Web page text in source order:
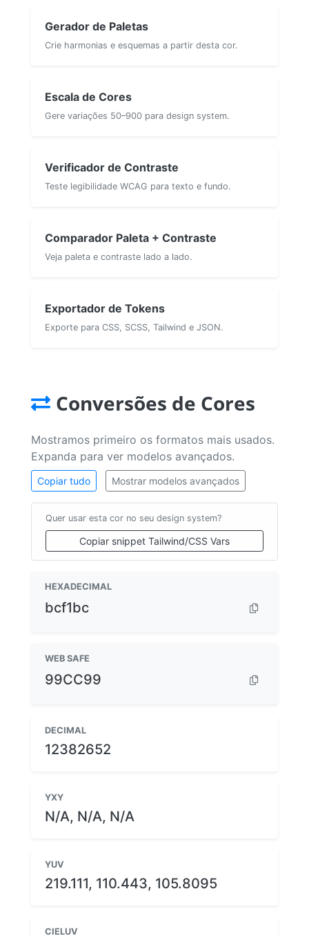
Gerador de Paletas
Crie harmonias e esquemas a partir desta cor.
Escala de Cores
Gere variações 50–900 para design system.
Verificador de Contraste
Teste legibilidade WCAG para texto e fundo.
Comparador Paleta + Contraste
Veja paleta e contraste lado a lado.
Exportador de Tokens
Exporte para CSS, SCSS, Tailwind e JSON.
Conversões de Cores
Mostramos primeiro os formatos mais usados.
Expanda para ver modelos avançados.
Copiar tudo Mostrar modelos avançados
Quer usar esta cor no seu design system?
Copiar snippet Tailwind/CSS Vars
HEXADECIMAL
bcf1bc
WEB SAFE
99CC99
DECIMAL
12382652
YXY
N/A, N/A, N/A
YUV
219.111, 110.443, 105.8095
CIELUV